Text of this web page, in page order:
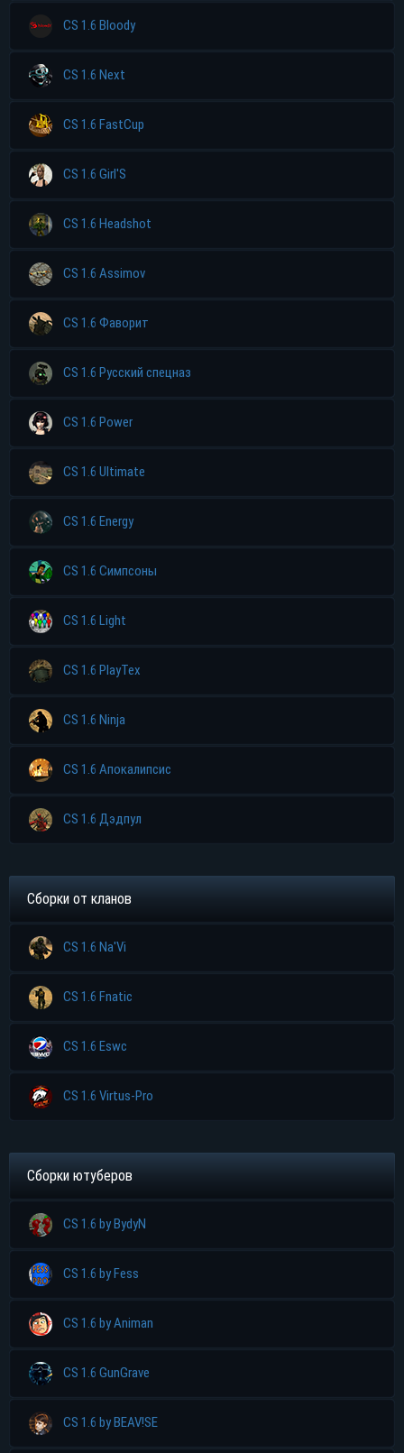
CS 1.6 Bloody
CS 1.6 Next
CS 1.6 FastCup
CS 1.6 Girl'S
CS 1.6 Headshot
CS 1.6 Assimov
CS 1.6 Фаворит
CS 1.6 Русский спецназ
CS 1.6 Power
CS 1.6 Ultimate
CS 1.6 Energy
CS 1.6 Симпсоны
CS 1.6 Light
CS 1.6 PlayTex
CS 1.6 Ninja
CS 1.6 Апокалипсис
CS 1.6 Дэдпул
Сборки от кланов
CS 1.6 Na'Vi
CS 1.6 Fnatic
CS 1.6 Eswc
CS 1.6 Virtus-Pro
Сборки ютуберов
CS 1.6 by BydyN
CS 1.6 by Fess
CS 1.6 by Animan
CS 1.6 GunGrave
CS 1.6 by BEAV!SE